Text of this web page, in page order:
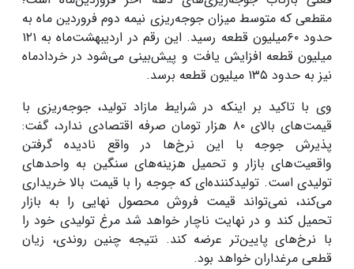
مقطعی که متوسط میزان جوجه‌ریزی نیمه دوم فروردین ماه به
حدود ۶۰میلیون قطعه رسید. این رقم در اردیبهشت‌ماه به ۱۲۱
میلیون قطعه افزایش یافت و پیش‌بینی می‌شود در خردادماه
نیز به حدود ۱۳۵ میلیون قطعه برسد.
وی با تاکید بر اینکه در شرایط مازاد تولید، جوجه‌ریزی با
قیمت‌های بالای ۸۰ هزار تومان صرفه اقتصادی ندارد، گفت:
پذیرش جوجه با این نرخ‌ها در واقع نادیده گرفتن
واقعیت‌های بازار و تحمیل هزینه‌های سنگین به واحدهای
تولیدی است. تولیدکننده‌ای که جوجه را با قیمت بالا خریداری
می‌کند، نمی‌تواند قیمت فروش محصول نهایی را به بازار
تحمیل کند و در نهایت ناچار خواهد شد مرغ تولیدی خود را
با نرخ‌های پایین‌تر عرضه کند. نتیجه چنین روندی، زیان
قطعی مرغداران خواهد بود.